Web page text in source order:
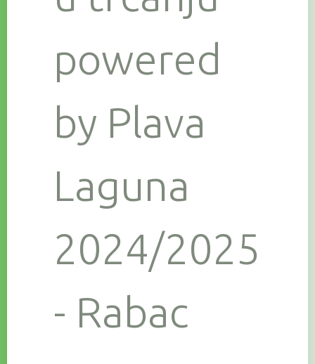
powered
by Plava
Laguna
2024/2025
- Rabac